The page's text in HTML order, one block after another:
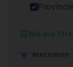
Wis alle
Insurance
Mechelen